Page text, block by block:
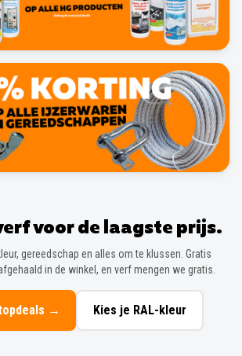
voor de laagste prijs.
gereedschap en alles om te klussen. Gratis
in de winkel, en verf mengen we gratis.
→ Kies je RAL-kleur